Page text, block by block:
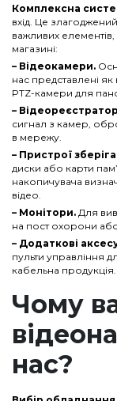
Комплексна
вхід. Це
важливих
магазині:
– Відеокамери.
нас представлені як
PTZ-камери для
–
сигнал з камер,
в мережу.
– Пристрої
диски або карти
накопичувача
відео.
– Монітори. Для
на пост охорони
– Додаткові
пульти управління
кабельна продукція.
Чому
нас?